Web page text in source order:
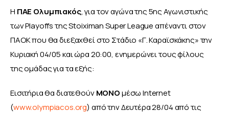
H ΠΑΕ Ολυμπιακός, για τον αγώνα της 5ης Αγωνιστικής
των Playoffs της Stoiximan Super League απέναντι στον
ΠΑΟΚ που θα διεξαχθεί στο Στάδιο «Γ. Καραϊσκάκης» την
Κυριακή 04/05 και ώρα 20:00, ενημερώνει τους φίλους
της ομάδας για τα εξής:
Εισιτήρια θα διατεθούν ΜΟΝΟ μέσω Internet
(www.olympiacos.org) από την Δευτέρα 28/04 από τις